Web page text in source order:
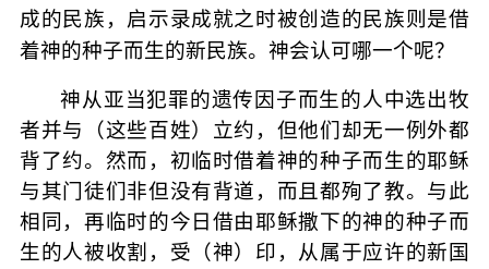
成的民族，启示录成就之时被创造的民族则是借
着神的种子而生的新民族。神会认可哪一个呢？
神从亚当犯罪的遗传因子而生的人中选出牧
者并与（这些百姓）立约，但他们却无一例外都
背了约。然而，初临时借着神的种子而生的耶稣
与其门徒们非但没有背道，而且都殉了教。与此
相同，再临时的今日借由耶稣撒下的神的种子而
生的人被收割，受（神）印，从属于应许的新国